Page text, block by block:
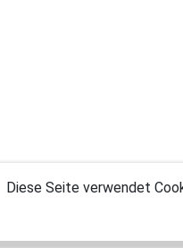
Diese Seite verwendet